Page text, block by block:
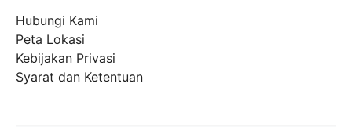
Hubungi Kami
Peta Lokasi
Kebijakan Privasi
Syarat dan Ketentuan